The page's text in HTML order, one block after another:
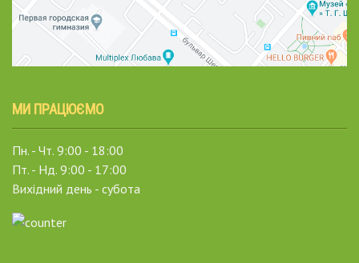
МИ ПРАЦЮЄМО
Пн. - Чт. 9:00 - 18:00
Пт. - Нд. 9:00 - 17:00
Вихідний день - субота